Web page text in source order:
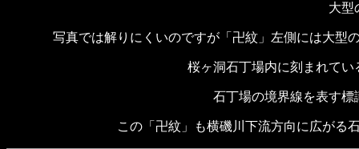
大型
写真では解りにくいのですが「卍紋」左側には大型
桜ヶ洞石丁場内に刻まれて
石丁場の境界線を表す
この「卍紋」も横磯川下流方向に広がる